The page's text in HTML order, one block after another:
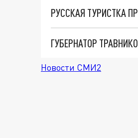
РУССКАЯ ТУРИСТКА
Новости СМИ2